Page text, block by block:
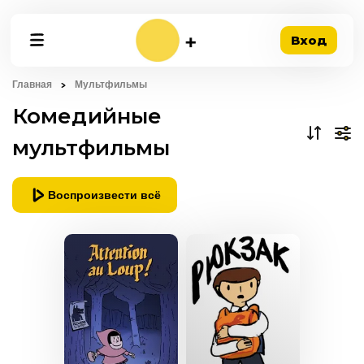
Вход
Главная Мультфильмы
Комедийные
мультфильмы
Воспроизвести всё